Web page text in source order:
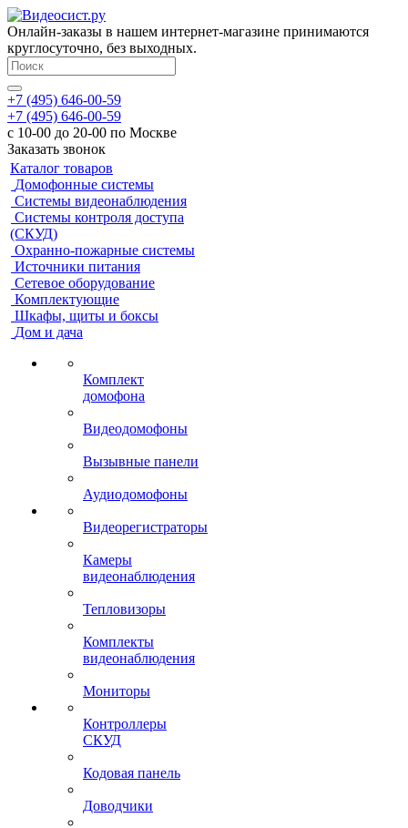
Онлайн-заказы в нашем интернет-магазине принимаются
круглосуточно, без выходных.
+7 (495) 646-00-59
+7 (495) 646-00-59
с 10-00 до 20-00 по Москве
Заказать звонок
Каталог товаров
Домофонные системы
Системы видеонаблюдения
Системы контроля доступа
(СКУД)
Охранно-пожарные системы
Источники питания
Сетевое оборудование
Комплектующие
Шкафы, щиты и боксы
Дом и дача
Комплект
домофона
Видеодомофоны
Вызывные панели
Аудиодомофоны
Видеорегистраторы
Камеры
видеонаблюдения
Тепловизоры
Комплекты
видеонаблюдения
Мониторы
Контроллеры
СКУД
Кодовая панель
Доводчики